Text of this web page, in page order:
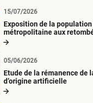
Exposition de la
métropolitaine aux
radioactives depuis 1945
15/07/2026
Etude de la rémanence de
d’origine artificielle
05/06/2026